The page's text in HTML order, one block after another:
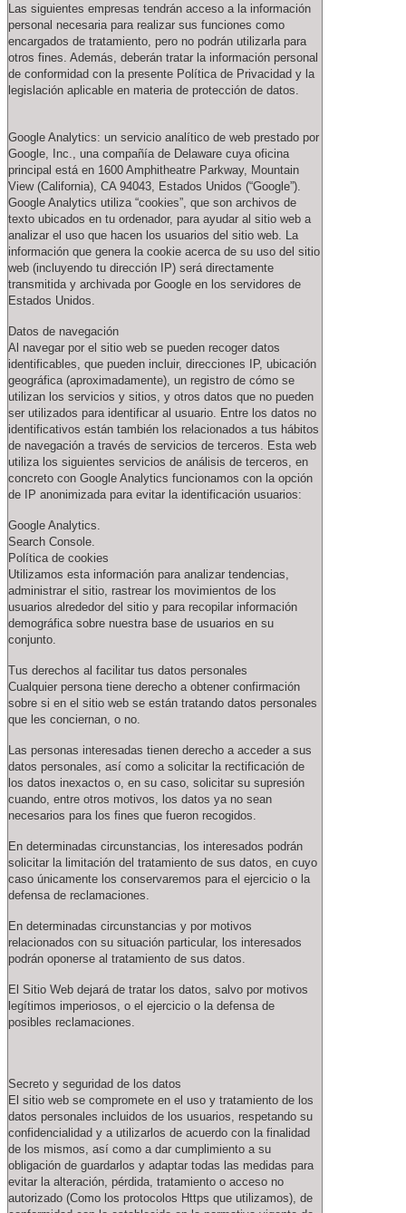
Las siguientes empresas tendrán acceso a la información
personal necesaria para realizar sus funciones como
encargados de tratamiento, pero no podrán utilizarla para
otros fines. Además, deberán tratar la información personal
de conformidad con la presente Política de Privacidad y la
legislación aplicable en materia de protección de datos.
Google Analytics: un servicio analítico de web prestado por
Google, Inc., una compañía de Delaware cuya oficina
principal está en 1600 Amphitheatre Parkway, Mountain
View (California), CA 94043, Estados Unidos (“Google”).
Google Analytics utiliza “cookies”, que son archivos de
texto ubicados en tu ordenador, para ayudar al sitio web a
analizar el uso que hacen los usuarios del sitio web. La
información que genera la cookie acerca de su uso del sitio
web (incluyendo tu dirección IP) será directamente
transmitida y archivada por Google en los servidores de
Estados Unidos.
Datos de navegación
Al navegar por el sitio web se pueden recoger datos
identificables, que pueden incluir, direcciones IP, ubicación
geográfica (aproximadamente), un registro de cómo se
utilizan los servicios y sitios, y otros datos que no pueden
ser utilizados para identificar al usuario. Entre los datos no
identificativos están también los relacionados a tus hábitos
de navegación a través de servicios de terceros. Esta web
utiliza los siguientes servicios de análisis de terceros, en
concreto con Google Analytics funcionamos con la opción
de IP anonimizada para evitar la identificación usuarios:
Google Analytics.
Search Console.
Política de cookies
Utilizamos esta información para analizar tendencias,
administrar el sitio, rastrear los movimientos de los
usuarios alrededor del sitio y para recopilar información
demográfica sobre nuestra base de usuarios en su
conjunto.
Tus derechos al facilitar tus datos personales
Cualquier persona tiene derecho a obtener confirmación
sobre si en el sitio web se están tratando datos personales
que les conciernan, o no.
Las personas interesadas tienen derecho a acceder a sus
datos personales, así como a solicitar la rectificación de
los datos inexactos o, en su caso, solicitar su supresión
cuando, entre otros motivos, los datos ya no sean
necesarios para los fines que fueron recogidos.
En determinadas circunstancias, los interesados podrán
solicitar la limitación del tratamiento de sus datos, en cuyo
caso únicamente los conservaremos para el ejercicio o la
defensa de reclamaciones.
En determinadas circunstancias y por motivos
relacionados con su situación particular, los interesados
podrán oponerse al tratamiento de sus datos.
El Sitio Web dejará de tratar los datos, salvo por motivos
legítimos imperiosos, o el ejercicio o la defensa de
posibles reclamaciones.
Secreto y seguridad de los datos
El sitio web se compromete en el uso y tratamiento de los
datos personales incluidos de los usuarios, respetando su
confidencialidad y a utilizarlos de acuerdo con la finalidad
de los mismos, así como a dar cumplimiento a su
obligación de guardarlos y adaptar todas las medidas para
evitar la alteración, pérdida, tratamiento o acceso no
autorizado (Como los protocolos Https que utilizamos), de